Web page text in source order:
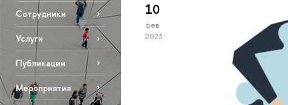
Сотрудники
Услуги
Публикации
Мероприятия
10
фев
2023